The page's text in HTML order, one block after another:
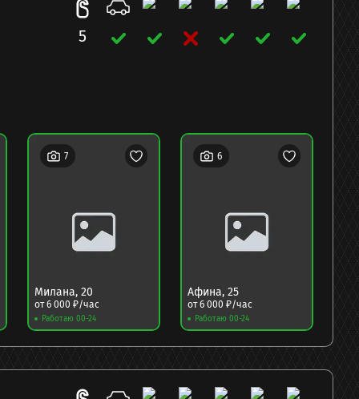
5
Милана, 20
от6 000 ₽/час
Работаю 00-24
7
Афина, 25
от6 000 ₽/час
Работаю 00-24
6